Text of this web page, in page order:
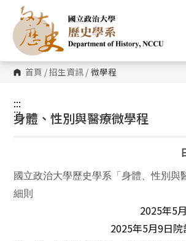
主
要
內
區
塊 首頁 /招生資訊 / 微學程
:::
:::
身體、性別與醫療微學程
國立政治大學歷史學系 「身體、性別與
細則
2025年5月
2025年5月9日院